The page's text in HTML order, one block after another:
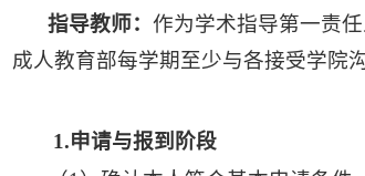
指导教师： 作为学术指导第一责
成人教育部每学期至少与各接受学院
1.申请与报到阶段